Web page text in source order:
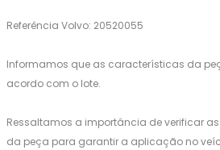
Referência Volvo: 20520055
Informamos que as características da
acordo com o lote.
Ressaltamos a importância de verificar
da peça para garantir a aplicação no